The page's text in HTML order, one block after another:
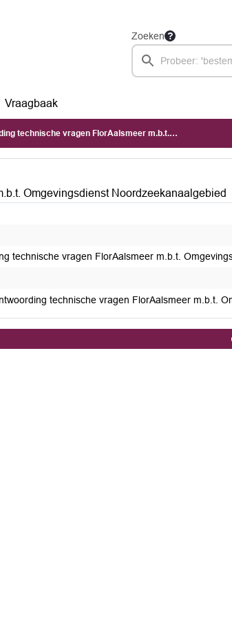
Zoeken
Vraagbaak
vragen FlorAalsmeer m.b.t. Omgevingsdienst Noordzeekanaalgebied
Omgevingsdienst Noordzeekanaalgebied
technische vragen FlorAalsmeer m.b.t.
technische vragen FlorAalsmeer m.b.t.